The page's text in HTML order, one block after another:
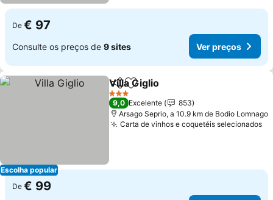
De € 97
Consulte os preços de 9 sites Ver preços
Escolha popular
PartilharAdicionar aos favoritos
Villa Giglio
3 Estrelas
9,0 Excelente
853
Arsago Seprio, a 10.9 km de Bodio Lomnago
Carta de vinhos e coquetéis selecionados
De € 99